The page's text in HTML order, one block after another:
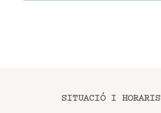
SITUACIÓ I HORARIS